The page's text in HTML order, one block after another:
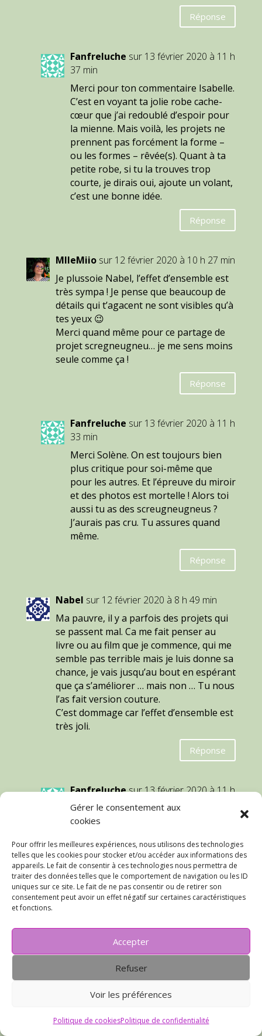
Gérer le consentement aux
cookies
Pour offrir les meilleures expériences, nous utilisons des technologies
telles que les cookies pour stocker et/ou accéder aux informations des
appareils. Le fait de consentir à ces technologies nous permettra de
traiter des données telles que le comportement de navigation ou les ID
uniques sur ce site. Le fait de ne pas consentir ou de retirer son
consentement peut avoir un effet négatif sur certaines caractéristiques
et fonctions.
Accepter
Refuser
Voir les préférences
Politique de cookiesPolitique de confidentialité
Réponse
Fanfreluche sur 13 février 2020 à 11 h
37 min
Merci pour ton commentaire Isabelle.
C’est en voyant ta jolie robe cache-
cœur que j’ai redoublé d’espoir pour
la mienne. Mais voilà, les projets ne
prennent pas forcément la forme –
ou les formes – rêvée(s). Quant à ta
petite robe, si tu la trouves trop
courte, je dirais oui, ajoute un volant,
c’est une bonne idée.
Réponse
MlleMiio sur 12 février 2020 à 10 h 27 min
Je plussoie Nabel, l’effet d’ensemble est
très sympa ! Je pense que beaucoup de
détails qui t’agacent ne sont visibles qu’à
tes yeux 😉
Merci quand même pour ce partage de
projet scregneugneu… je me sens moins
seule comme ça !
Réponse
Fanfreluche sur 13 février 2020 à 11 h
33 min
Merci Solène. On est toujours bien
plus critique pour soi-même que
pour les autres. Et l’épreuve du miroir
et des photos est mortelle ! Alors toi
aussi tu as des screugneugneus ?
J’aurais pas cru. Tu assures quand
même.
Réponse
Nabel sur 12 février 2020 à 8 h 49 min
Ma pauvre, il y a parfois des projets qui
se passent mal. Ca me fait penser au
livre ou au film que je commence, qui me
semble pas terrible mais je luis donne sa
chance, je vais jusqu’au bout en espérant
que ça s’améliorer … mais non … Tu nous
l’as fait version couture.
C’est dommage car l’effet d’ensemble est
très joli.
Réponse
Fanfreluchesur 13 février 2020 à 11 h
29 min
Ah oui ! Je connais ça. Le film que tu
finira bien par devenir intéressant ou
pour en connaître le dénouement. En
l’occurrence, pour cette robe, mon
éternel optimisme m’a bien joué des
tours. Lors de certains essayages j’y
c’est bof !
Réponse
sur 12 février 2020 à 8 h 21 min
ascendant obstinée non ? Des fois, il faut